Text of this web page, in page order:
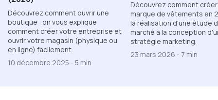
Découvrez comment ouvrir une
boutique : on vous explique
comment créer votre entreprise et
ouvrir votre magasin (physique ou
en ligne) facilement.
10 décembre 2025 - 5 min
Découvrez comment
marque de vêtements en
la réalisation d'une étude
marché à la conception
stratégie marketing.
23 mars 2026 - 7 min